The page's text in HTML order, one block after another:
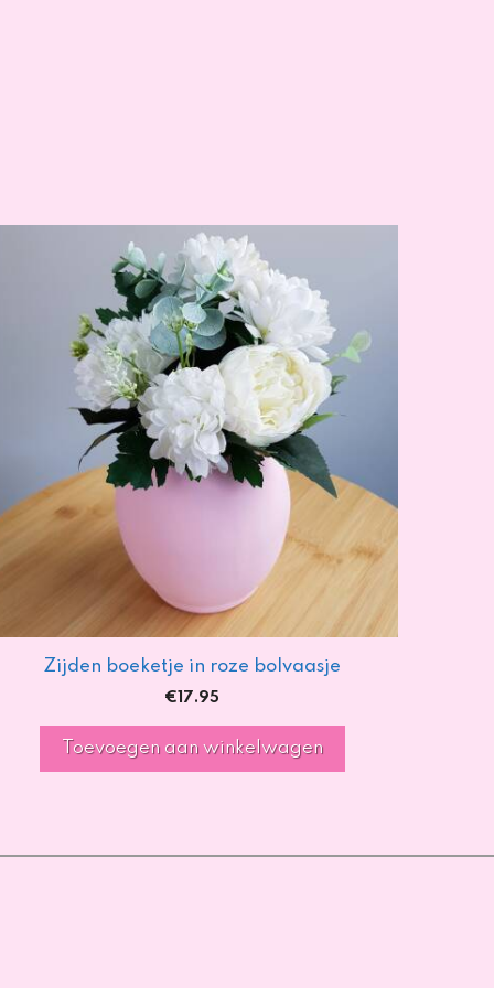
Zijden boeketje in roze bolvaasje
€17.95
Toevoegen aan winkelwagen